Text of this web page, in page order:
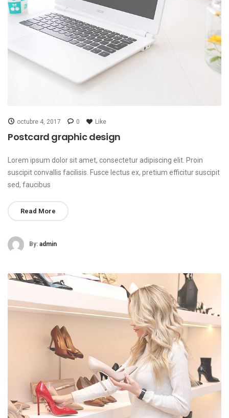
octubre 4, 2017 0 Like
Postcard graphic design
Lorem ipsum dolor sit amet, consectetur adipiscing elit. Proin
suscipit convallis facilisis. Fusce lectus ex, pretium efficitur suscipit
sed, faucibus
Read More
By: admin